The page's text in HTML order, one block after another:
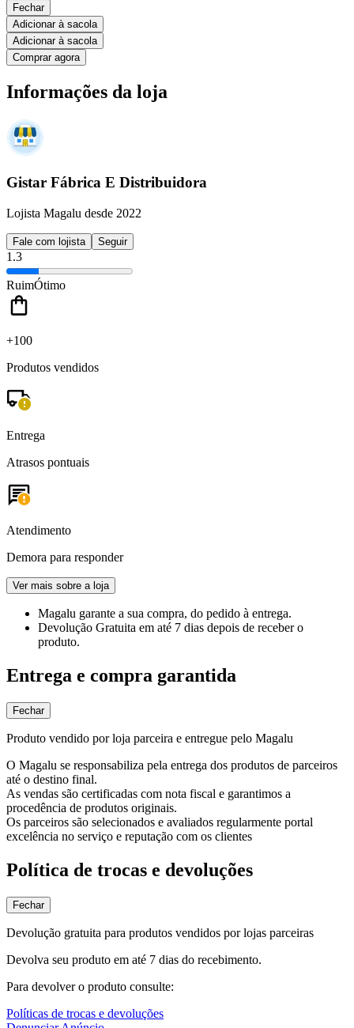
Fechar
Adicionar à sacola
Adicionar à sacola
Comprar agora
Informações da loja
Gistar Fábrica E Distribuidora
Lojista Magalu desde 2022
Fale com lojista Seguir
1.3
RuimÓtimo
+100
Produtos vendidos
Entrega
Atrasos pontuais
Atendimento
Demora para responder
Ver mais sobre a loja
Magalu garante a sua compra, do pedido à entrega.
Devolução Gratuita em até 7 dias depois de receber o
produto.
Entrega e compra garantida
Fechar
Produto vendido por loja parceira e entregue pelo Magalu
O Magalu se responsabiliza pela entrega dos produtos de parceiros
até o destino final.
As vendas são certificadas com nota fiscal e garantimos a
procedência de produtos originais.
Os parceiros são selecionados e avaliados regularmente portal
excelência no serviço e reputação com os clientes
Política de trocas e devoluções
Fechar
Devolução gratuita para produtos vendidos por lojas parceiras
Devolva seu produto em até 7 dias do recebimento.
Para devolver o produto consulte:
Políticas de trocas e devoluções